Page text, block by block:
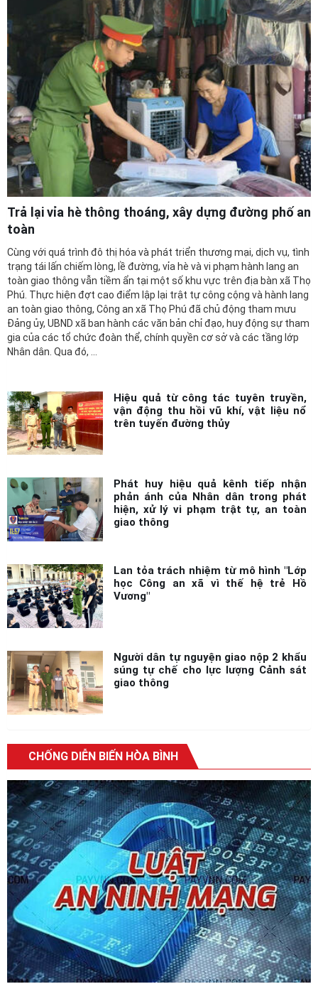
Trả lại vỉa hè thông thoáng, xây dựng đường phố an
toàn
Cùng với quá trình đô thị hóa và phát triển thương mại, dịch vụ, tình
trạng tái lấn chiếm lòng, lề đường, vỉa hè và vi phạm hành lang an
toàn giao thông vẫn tiềm ẩn tại một số khu vực trên địa bàn xã Thọ
Phú. Thực hiện đợt cao điểm lập lại trật tự công cộng và hành lang
an toàn giao thông, Công an xã Thọ Phú đã chủ động tham mưu
Đảng ủy, UBND xã ban hành các văn bản chỉ đạo, huy động sự tham
gia của các tổ chức đoàn thể, chính quyền cơ sở và các tầng lớp
Nhân dân. Qua đó, ...
Hiệu quả từ công tác tuyên truyền,
vận động thu hồi vũ khí, vật liệu nổ
trên tuyến đường thủy
Phát huy hiệu quả kênh tiếp nhận
phản ánh của Nhân dân trong phát
hiện, xử lý vi phạm trật tự, an toàn
giao thông
Lan tỏa trách nhiệm từ mô hình "Lớp
học Công an xã vì thế hệ trẻ Hồ
Vương"
Người dân tự nguyện giao nộp 2 khẩu
súng tự chế cho lực lượng Cảnh sát
giao thông
CHỐNG DIỄN BIẾN HÒA BÌNH